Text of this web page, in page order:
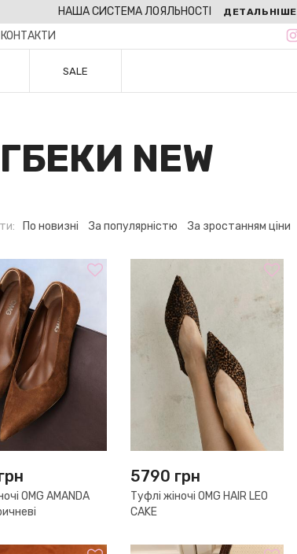
КОНТАКТИ
НАША СИСТЕМА ЛОЯЛЬНОСТІ ДЕТАЛЬНІШЕ
SALE
NEW
По новизні За популярністю За зростанням ціни
OMG AMANDA
5790 грн
Туфлі жіночі OMG HAIR LEO
CAKE